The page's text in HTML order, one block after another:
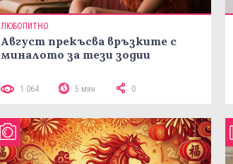
ЛЮБОПИТНО
Август прекъсва връзките с
миналото за тези зодии
1 064 5 мин 0